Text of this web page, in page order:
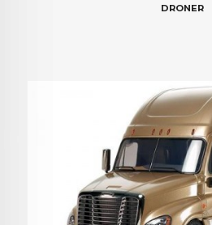
DRONER